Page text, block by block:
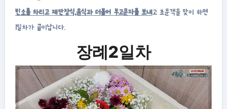
빈소를 차리고 재단장식,음식과 더불어 부고문자를 보내고 조문객을 맞이 하면
1일차가 끝이납니다.
장례2일차